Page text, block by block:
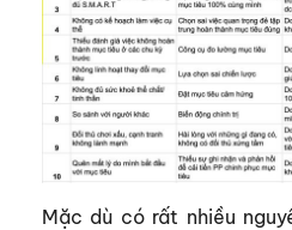
Mặc dù có rất nhiều